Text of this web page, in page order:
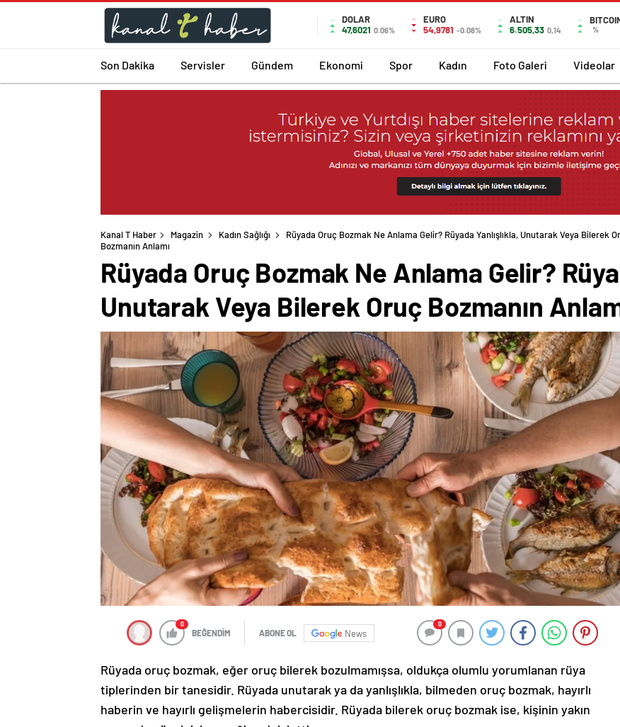
DOLAR
47,6021 0.06%
EURO
54,9781 -0.08%
ALTIN
6.505,33 0,14 %
Son Dakika Servisler Gündem Ekonomi Spor Kadın Foto Galeri Videolar
Kanal T Haber Magazin Kadın Sağlığı Rüyada Oruç Bozmak Ne Anlama Gelir? Rüyada Yanlışlıkla, Unutarak Veya Bilerek
Rüyada Oruç Bozmak Ne Anlama Gelir?
Unutarak Veya Bilerek Oruç Bozmanın
News
tiplerinden bir tanesidir. Rüyada unutarak ya da yanlışlıkla, bilmeden oruç bozmak, hayırlı
haberin ve hayırlı gelişmelerin habercisidir. Rüyada bilerek oruç bozmak ise, kişinin yakın
zamanda günah işleyeceğine delalettir.